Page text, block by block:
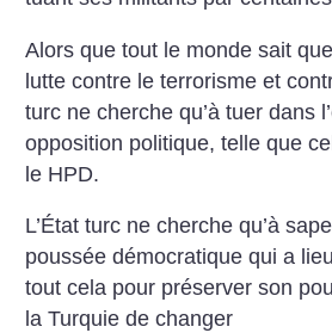
Alors que tout le monde sait
lutte contre le terrorisme et
turc ne cherche qu’à tuer dans
opposition politique, telle que
le HPD.
L’État turc ne cherche qu’à
poussée démocratique qui a
tout cela pour préserver son
la Turquie de changer